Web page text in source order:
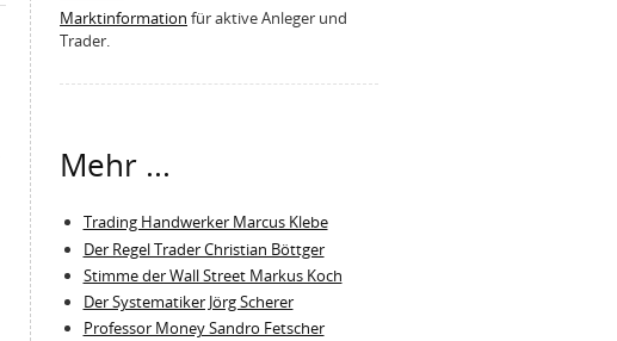
Marktinformation für aktive Anleger und
Trader.
Mehr ...
Trading Handwerker Marcus Klebe
Der Regel Trader Christian Böttger
Stimme der Wall Street Markus Koch
Der Systematiker Jörg Scherer
Professor Money Sandro Fetscher